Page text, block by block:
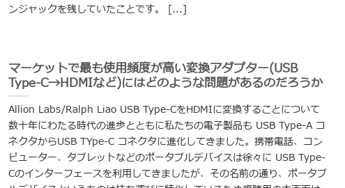
ンジャックを残していたことです。 [...]
マーケットで最も使用頻度が高い変換アダプター(USB
Type-C→HDMIなど)にはどのような問題があるのだろうか
Allion Labs/Ralph Liao USB Type-CをHDMIに変換することについて
数十年にわたる時代の進歩とともに私たちの電子製品も USB Type-A コ
ネクタからUSB TYpe-C コネクタに進化してきました。携帯電話、コン
ピューター、タブレットなどのポータブルデバイスは徐々に USB Type-
Cのインターフェースを利用してきましたが、その名前の通り、ポータブ